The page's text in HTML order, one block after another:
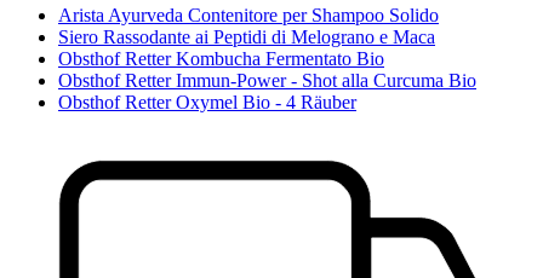
Arista Ayurveda Contenitore per Shampoo Solido
Siero Rassodante ai Peptidi di Melograno e Maca
Obsthof Retter Kombucha Fermentato Bio
Obsthof Retter Immun-Power - Shot alla Curcuma Bio
Obsthof Retter Oxymel Bio - 4 Räuber